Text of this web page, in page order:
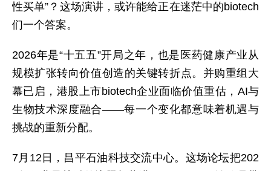
性买单”？这场演讲，或许能给正在迷茫中的biotech
们一个答案。
2026年是“十五五”开局之年，也是医药健康产业从
规模扩张转向价值创造的关键转折点。并购重组大
幕已启，港股上市biotech企业面临价值重估，AI与
生物技术深度融合——每一个变化都意味着机遇与
挑战的重新分配。
7月12日，昌平石油科技交流中心。这场论坛把202